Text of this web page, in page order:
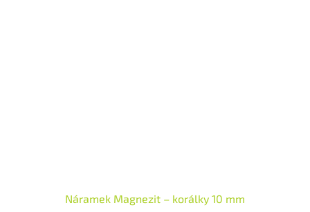
Náramek Magnezit – korálky 10 mm